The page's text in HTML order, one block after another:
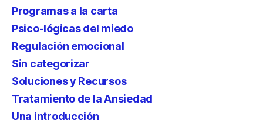
Programas a la carta
Psico-lógicas del miedo
Regulación emocional
Sin categorizar
Soluciones y Recursos
Tratamiento de la Ansiedad
Una introducción